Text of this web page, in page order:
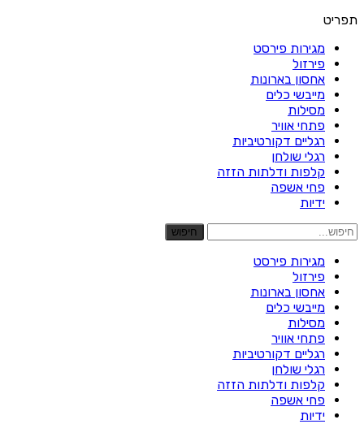
תפריט
מגירות פירסט
פירזול
אחסון בארונות
מייבשי כלים
מסילות
פתחי אוויר
רגליים דקורטיביות
רגלי שולחן
קלפות ודלתות הזזה
פחי אשפה
ידיות
חיפוש
מגירות פירסט
פירזול
אחסון בארונות
מייבשי כלים
מסילות
פתחי אוויר
רגליים דקורטיביות
רגלי שולחן
קלפות ודלתות הזזה
פחי אשפה
ידיות